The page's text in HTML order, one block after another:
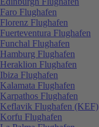
Faro Flughafen
Florenz Flughafen
Fuerteventura Flughafen
Funchal Flughafen
Hamburg Flughafen
Heraklion Flughafen
Ibiza Flughafen
Kalamata Flughafen
Karpathos Flughafen
Keflavik Flughafen (KEF)
Korfu Flughafen